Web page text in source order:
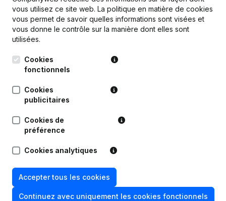
Publicationsde Advocatenkantoor Katy Mariens
28-07-2020
17-01-2019
Rubrique Constitution (Nouvelle
Succursale, etc...)
vous utilisez ce site web. La politique en matière de cookies
vous permet de savoir quelles informations sont visées et
vous donne le contrôle sur la manière dont elles sont
utilisées.
Cookies
fonctionnels
Cookies
publicitaires
Cookies de
préférence
Cookies analytiques
Accepter tous les cookies
Continuez avec uniquement les cookies fonctionnels